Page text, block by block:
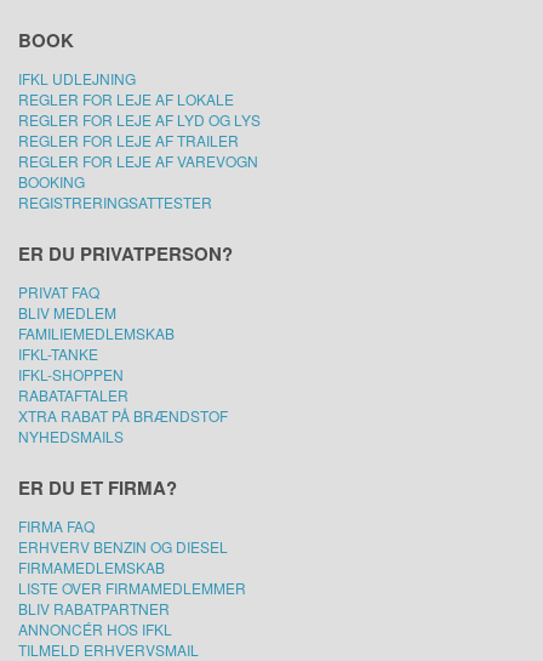
BOOK
IFKL UDLEJNING
REGLER FOR LEJE AF LOKALE
REGLER FOR LEJE AF LYD OG LYS
REGLER FOR LEJE AF TRAILER
REGLER FOR LEJE AF VAREVOGN
BOOKING
REGISTRERINGSATTESTER
ER DU PRIVATPERSON?
PRIVAT FAQ
BLIV MEDLEM
FAMILIEMEDLEMSKAB
IFKL-TANKE
IFKL-SHOPPEN
RABATAFTALER
XTRA RABAT PÅ BRÆNDSTOF
NYHEDSMAILS
ER DU ET FIRMA?
FIRMA FAQ
ERHVERV BENZIN OG DIESEL
FIRMAMEDLEMSKAB
LISTE OVER FIRMAMEDLEMMER
BLIV RABATPARTNER
ANNONCÉR HOS IFKL
TILMELD ERHVERVSMAIL